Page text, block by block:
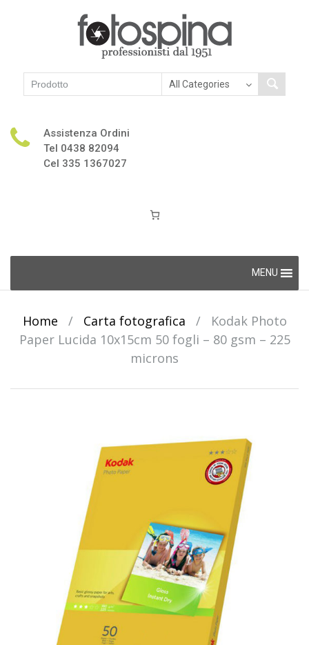
Assistenza Ordini
Tel 0438 82094
Cel 335 1367027
content
MENU
Home / Carta fotografica /
Kodak Photo
Paper Lucida 10x15cm 50 fogli – 80 gsm – 225
microns